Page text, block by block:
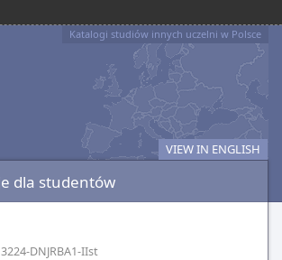
Katalogi studiów innych uczelni w Polsce
VIEW IN ENGLISH
dla studentów
3224-DNJRBA1-IIst